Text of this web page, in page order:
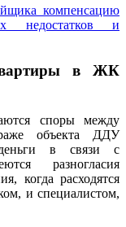
компенсацию
недостатков и
в ЖК
споры между
объекта ДДУ
деньги в связи с
разногласия
когда расходятся
и специалистом,